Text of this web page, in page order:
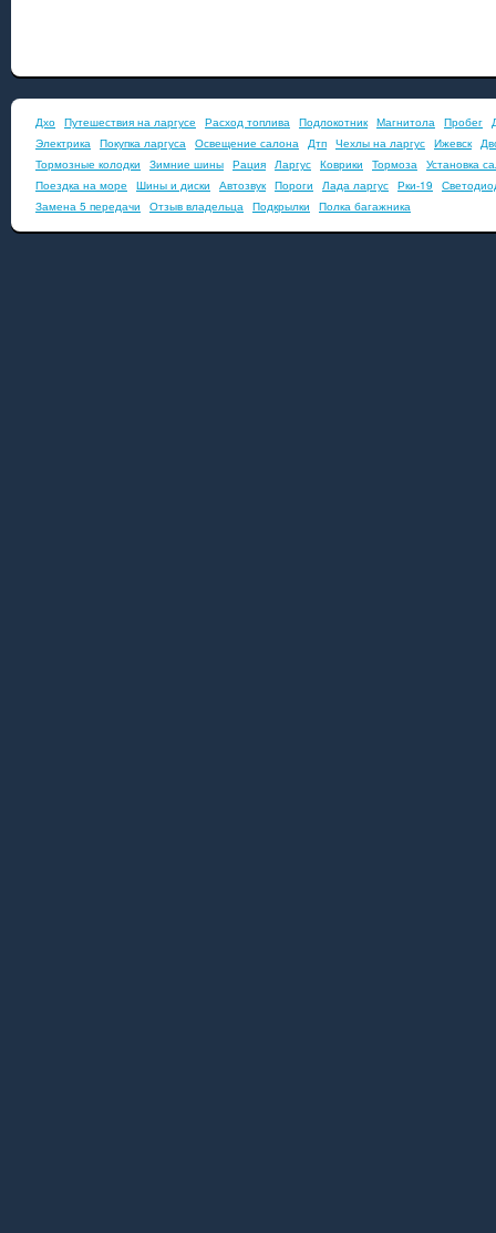
Дхо Путешествия на ларгусе Расход топлива Подлокотник Магнитола Пробег
Электрика Покупка ларгуса Освещение салона Дтп Чехлы на ларгус Ижевск
Тормозные колодки
Зимние шины Рация Ларгус Коврики Тормоза Установка
Поездка на море
Шины и диски Автозвук Пороги Лада ларгус Рки-19
Замена 5 передачи
Отзыв владельца Подкрылки Полка багажника